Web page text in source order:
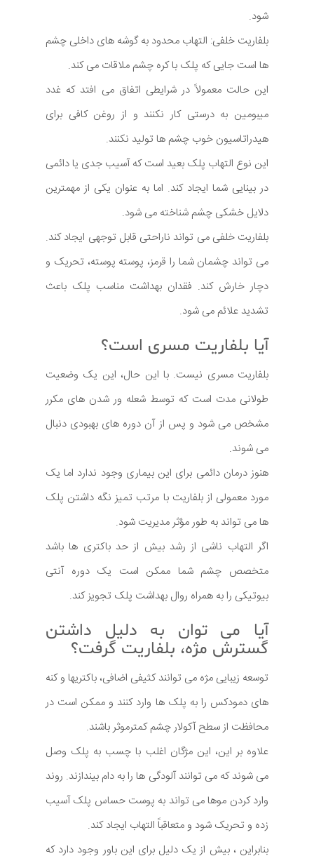
شود.
بلفاریت خلفی: التهاب محدود به گوشه های داخلی چشم
ها است جایی که پلک با کره چشم ملاقات می کند.
این حالت معمولاً در شرایطی اتفاق می افتد که غدد
میبومین به درستی کار نکنند و از روغن کافی برای
هیدراتاسیون خوب چشم ها تولید نکنند.
این نوع التهاب پلک بعید است که آسیب جدی یا دائمی
در بینایی شما ایجاد کند. اما به عنوان یکی از مهمترین
دلایل خشکی چشم شناخته می شود.
بلفاریت خلفی می تواند ناراحتی قابل توجهی ایجاد کند.
می تواند چشمان شما را قرمز، پوسته پوسته، تحریک و
دچار خارش کند. فقدان بهداشت مناسب پلک باعث
تشدید علائم می شود.
آیا بلفاریت مسری است؟
بلفاریت مسری نیست. با این حال، این یک وضعیت
طولانی مدت است که توسط شعله ور شدن های مکرر
مشخص می شود و پس از آن دوره های بهبودی دنبال
می شوند.
هنوز درمان دائمی برای این بیماری وجود ندارد اما یک
مورد معمولی از بلفاریت با مرتب تمیز نگه داشتن پلک
ها می تواند به طور مؤثر مدیریت شود.
اگر التهاب ناشی از رشد بیش از حد باکتری ها باشد
متخصص چشم شما ممکن است یک دوره آنتی
بیوتیکی را به همراه روال بهداشت پلک تجویز کند.
آیا می توان به دلیل داشتن
گسترش مژه، بلفاریت گرفت؟
توسعه زیبایی مژه می توانند کثیفی اضافی، باکتریها و کنه
های دمودکس را به پلک ها وارد کنند و ممکن است در
محافظت از سطح آکولار چشم کمترموثر باشند.
علاوه بر این، این مژگان اغلب با چسب به پلک وصل
می شوند که می توانند آلودگی ها را به دام بیندازند. روند
وارد کردن موها می تواند به پوست حساس پلک آسیب
زده و تحریک شود و متعاقباً التهاب ایجاد کند.
بنابراین ، بیش از یک دلیل برای این باور وجود دارد که